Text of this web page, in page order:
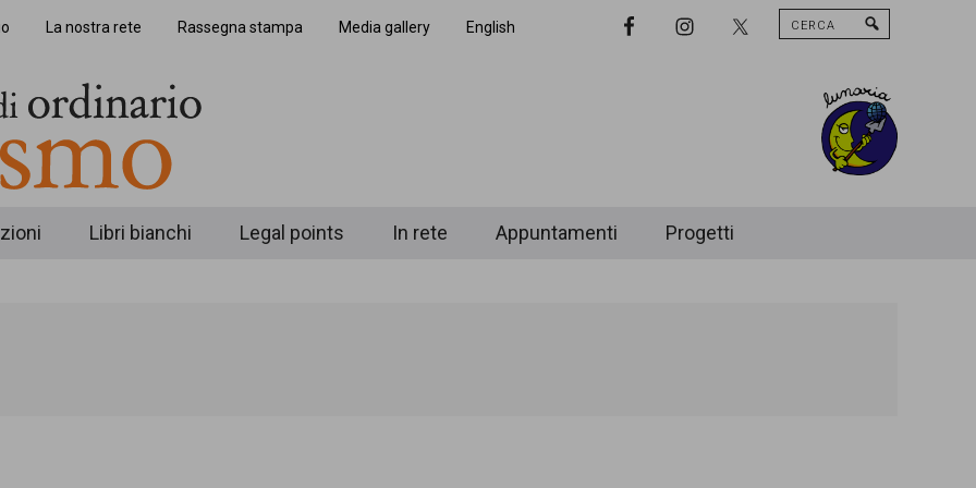
La nostra rete Rassegna stampa Media gallery English
Nav
Cerca
Libri bianchi Legal points In rete Appuntamenti Progetti